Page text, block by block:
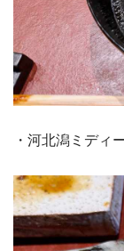
・河北潟ミディ